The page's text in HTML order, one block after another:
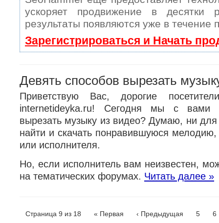
ускоряет продвижение в десятки
результаты появляются уже в течение
Зарегистрироваться и Начать
Девять способов вырезать
Приветствую Вас, дорогие
internetideyka.ru! Сегодня мы с вами
вырезать музыку из видео? Думаю, ни для
найти и скачать понравившуюся мелодию,
или исполнителя.
Но, если исполнитель вам неизвестен,
на тематических форумах. Читать далее »
Страница 9 из 18 « Первая ‹ Предыдущая 5
6